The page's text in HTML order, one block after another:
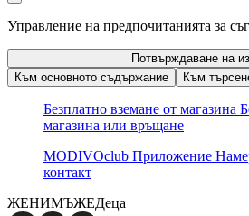
Управление на предпочитанията за
Потвърждаване на
Към основното съдържание
Към
Безплатно вземане от магазина
магазина или връщане
MODIVOclub Приложение
контакт
ЖЕНИМЪЖЕДеца